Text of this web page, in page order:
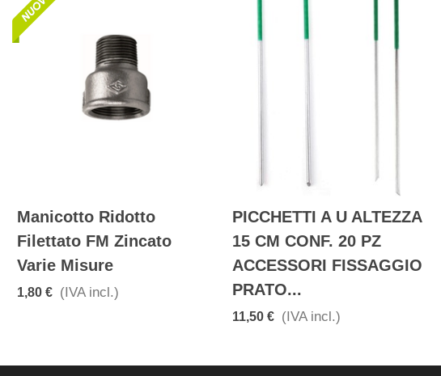
Manicotto Ridotto
Filettato FM Zincato
Varie Misure
1,80 € (IVA incl.)
PICCHETTI A U ALTEZZA
15 CM CONF. 20 PZ
ACCESSORI FISSAGGIO
PRATO...
11,50 € (IVA incl.)